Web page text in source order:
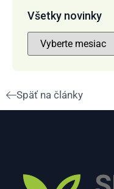
Všetky novinky
Späť na články